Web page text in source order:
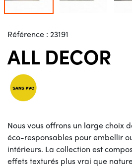
Référence : 23191
ALL DECOR
Nous vous offrons un large choix
éco-responsables pour embellir
intérieurs. La collection est
effets texturés plus vrai que